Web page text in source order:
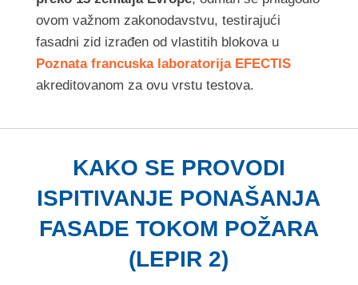
ovom važnom zakonodavstvu, testirajući
fasadni zid izrađen od vlastitih blokova u
Poznata francuska laboratorija EFECTIS
akreditovanom za ovu vrstu testova.
KAKO SE PROVODI
ISPITIVANJE PONAŠANJA
FASADE TOKOM POŽARA
(LEPIR 2)